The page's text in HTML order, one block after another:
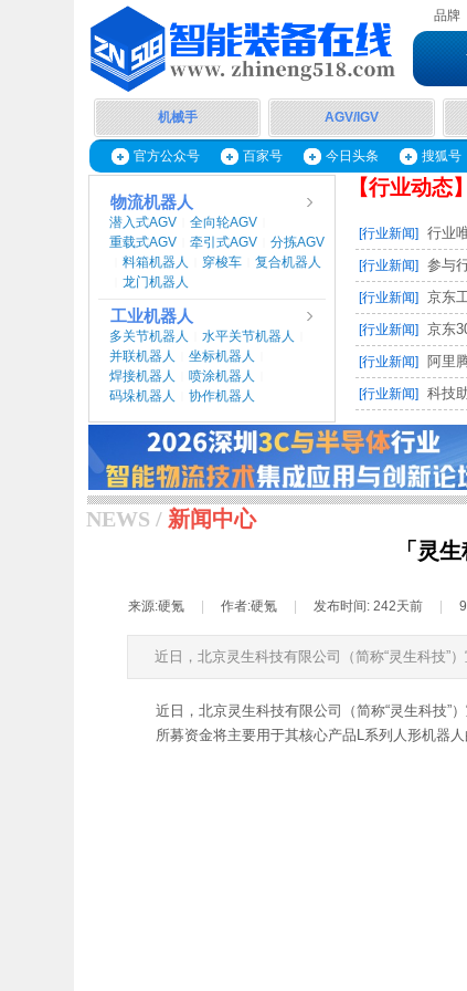
品牌
机械手 AGV/IGV
官方公众号 百家号 今日头条 搜狐号
【行业动态】
物流机器人
潜入式AGV 全向轮AGV
重载式AGV 牵引式AGV 分拣AGV
料箱机器人 穿梭车 复合机器人
龙门机器人
工业机器人
多关节机器人 水平关节机器人
并联机器人 坐标机器人
焊接机器人 喷涂机器人
码垛机器人 协作机器人
[行业新闻] 行业
[行业新闻] 参与
[行业新闻] 京东
[行业新闻] 京东
[行业新闻] 阿里
[行业新闻] 科技
NEWS / 新闻中心
「灵
来源:硬氪 作者:硬氪 发布时间: 242天前
近日，北京灵生科技有限公司（简称“灵生科技”
近日，北京灵生科技有限公司（简称“灵生科技”
所募资金将主要用于其核心产品L系列人形机器